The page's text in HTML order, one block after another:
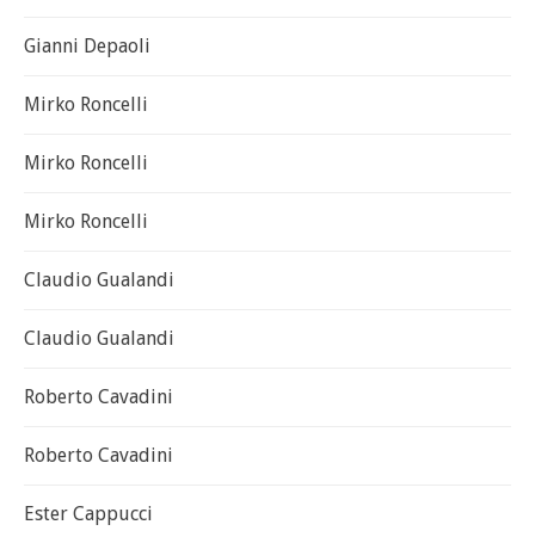
Gianni Depaoli
Mirko Roncelli
Mirko Roncelli
Mirko Roncelli
Claudio Gualandi
Claudio Gualandi
Roberto Cavadini
Roberto Cavadini
Ester Cappucci